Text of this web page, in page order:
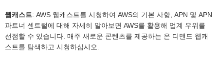
웹캐스트: AWS 웹캐스트를 시청하여 AWS의 기본 사항, APN 및 APN
파트너 센트럴에 대해 자세히 알아보면 AWS를 활용해 업계 우위를
선점할 수 있습니다. 매주 새로운 콘텐츠를 제공하는 온 디맨드 웹캐
스트를 탐색하고 시청하십시오.